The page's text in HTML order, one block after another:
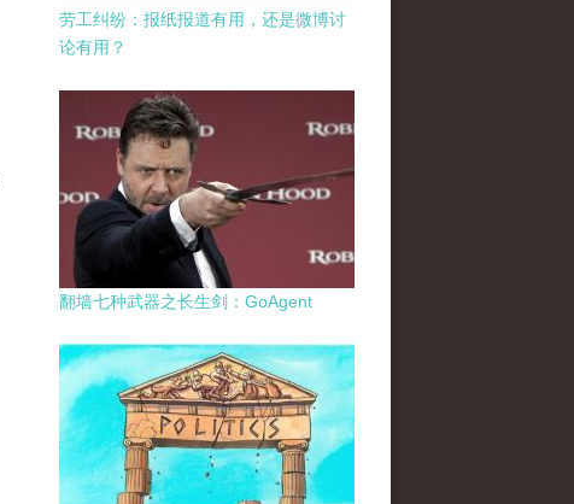
劳工纠纷：报纸报道有用，还是微博讨
论有用？
翻墙七种武器之长生剑：GoAgent